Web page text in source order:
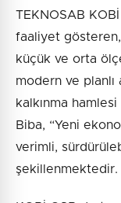
TEKNOSAB
faaliyet gösteren,
küçük ve orta
modern ve planlı
kalkınma
Biba, “Yeni
verimli,
şekillenmektedir.